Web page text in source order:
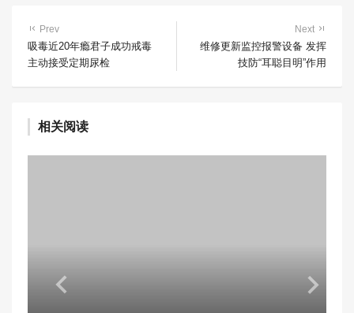
Prev
吸毒近20年瘾君子成功戒毒
主动接受定期尿检
Next
维修更新监控报警设备 发挥
技防“耳聪目明”作用
相关阅读